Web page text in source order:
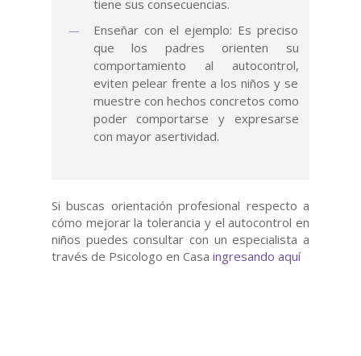
tiene sus consecuencias.
Enseñar con el ejemplo: Es preciso
que los padres orienten su
comportamiento al autocontrol,
eviten pelear frente a los niños y se
muestre con hechos concretos como
poder comportarse y expresarse
con mayor asertividad.
Si buscas orientación profesional respecto a
cómo mejorar la tolerancia y el autocontrol en
niños puedes consultar con un especialista a
través de Psicologo en Casaingresando aquí